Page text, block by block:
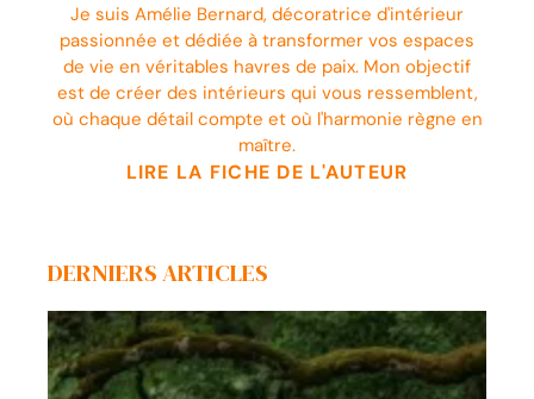
Je suis Amélie Bernard, décoratrice d'intérieur
passionnée et dédiée à transformer vos espaces
de vie en véritables havres de paix. Mon objectif
est de créer des intérieurs qui vous ressemblent,
où chaque détail compte et où l'harmonie règne en
maître.
LIRE LA FICHE DE L'AUTEUR
DERNIERS ARTICLES